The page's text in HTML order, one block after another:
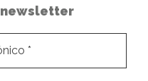
newsletter